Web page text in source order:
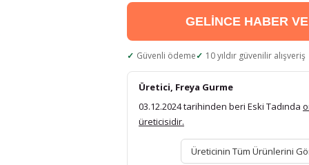
GELİNCE HABER
Güvenli ödeme 10 yıldır güvenilir alışveriş
Üretici, Freya Gurme
03.12.2024 tarihinden beri Eski Tadında
üreticisidir.
Üreticinin Tüm Ürünlerini